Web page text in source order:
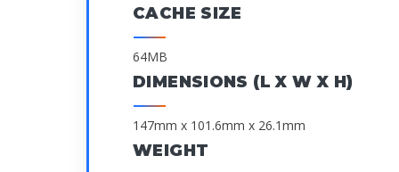
CACHE SIZE
64MB
DIMENSIONS (L X W X H)
147mm x 101.6mm x 26.1mm
WEIGHT